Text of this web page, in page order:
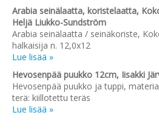
Arabia seinälaatta, koristelaatta,
Heljä Liukko-Sundström
Arabia seinälaatta / seinäkoriste,
halkaisija n. 12,0x12
Lue lisää »
Hevosenpää puukko 12cm, Iisakki
Hevosenpää puukko ja tuppi,
terä: kiillotettu teräs
Lue lisää »